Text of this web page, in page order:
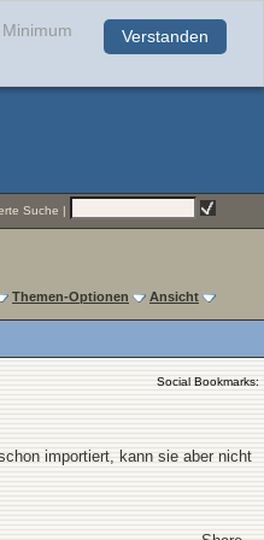
Verstanden
Suche |
Themen-Optionen Ansicht
Social Bookmarks:
importiert, kann sie aber nicht